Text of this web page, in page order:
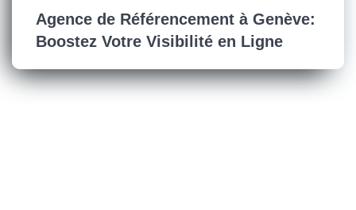
Agence de Référencement à Genève:
Boostez Votre Visibilité en Ligne